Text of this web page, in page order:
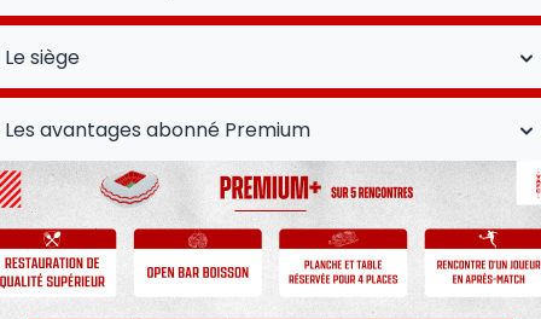
Le siège
Les avantages abonné Premium